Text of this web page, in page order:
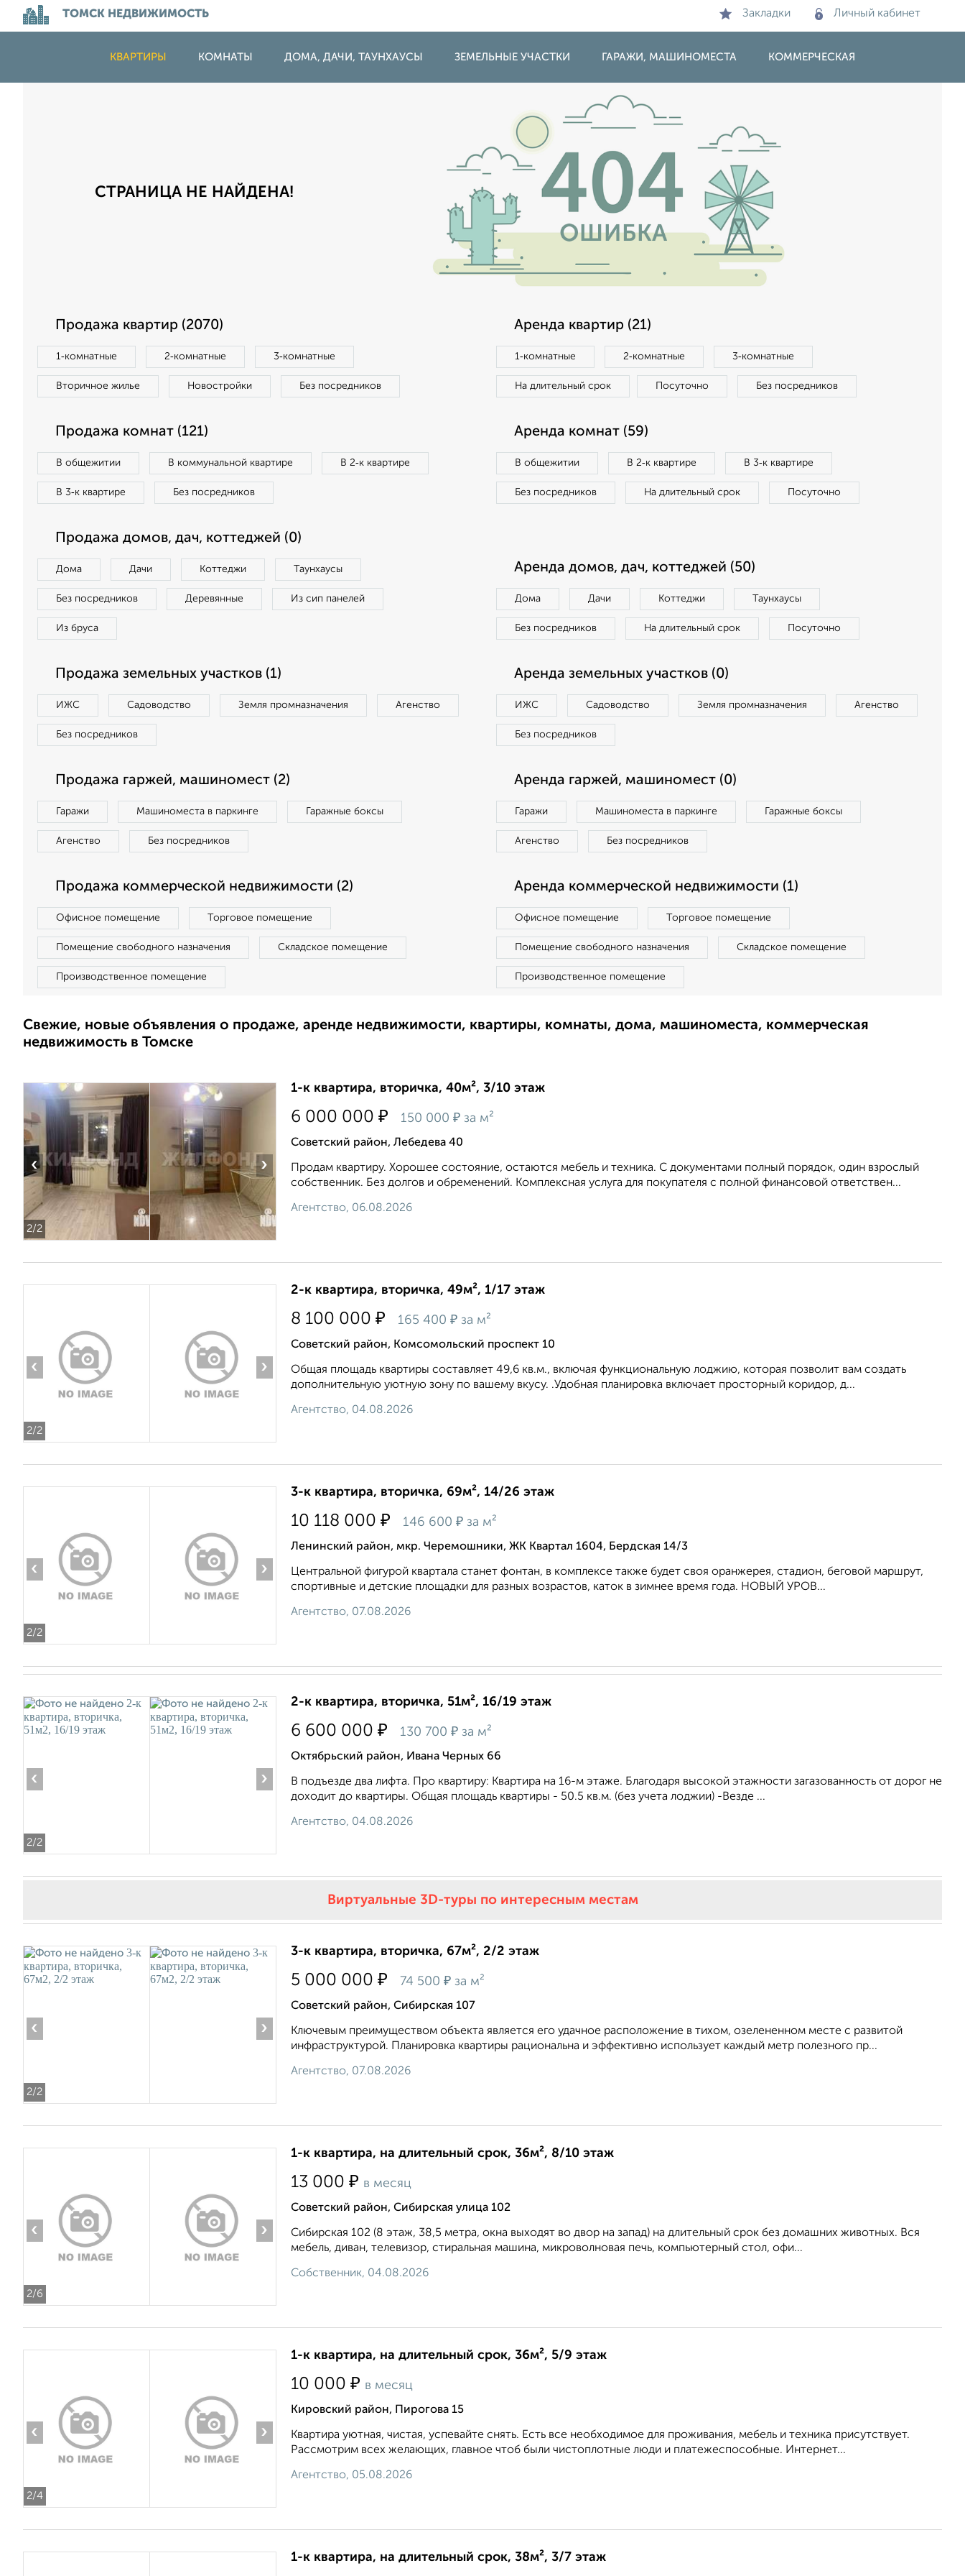
ТОМСК НЕДВИЖИМОСТЬ Закладки Личный кабинет
КВАРТИРЫ КОМНАТЫ ДОМА, ДАЧИ, ТАУНХАУСЫ ЗЕМЕЛЬНЫЕ УЧАСТКИ ГАРАЖИ, МАШИНОМЕСТА КОММЕРЧЕСКАЯ
СТРАНИЦА НЕ НАЙДЕНА!
Продажа квартир (2070)
1‑комнатные 2‑комнатные 3‑комнатные
Вторичное жилье Новостройки Без посредников
Аренда квартир (21)
1‑комнатные 2‑комнатные 3‑комнатные
На длительный срок Посуточно Без посредников
Продажа комнат (121)
В общежитии В коммунальной квартире В 2‑к квартире
В 3‑к квартире Без посредников
Аренда комнат (59)
В общежитии В 2‑к квартире В 3‑к квартире
Без посредников На длительный срок Посуточно
Продажа домов, дач, коттеджей (0)
Дома Дачи Коттеджи Таунхаусы
Без посредников Деревянные Из сип панелей
Из бруса
Аренда домов, дач, коттеджей (50)
Дома Дачи Коттеджи Таунхаусы
Без посредников На длительный срок Посуточно
Продажа земельных участков (1)
ИЖС Садоводство Земля промназначения Агенство
Без посредников
Аренда земельных участков (0)
ИЖС Садоводство Земля промназначения Агенство
Без посредников
Продажа гаржей, машиномест (2)
Гаражи Машиноместа в паркинге Гаражные боксы
Агенство Без посредников
Аренда гаржей, машиномест (0)
Гаражи Машиноместа в паркинге Гаражные боксы
Агенство Без посредников
Продажа коммерческой недвижимости (2)
Офисное помещение Торговое помещение
Помещение свободного назначения Складское помещение
Производственное помещение
Аренда коммерческой недвижимости (1)
Офисное помещение Торговое помещение
Помещение свободного назначения Складское помещение
Производственное помещение
Свежие, новые объявления о продаже, аренде недвижимости, квартиры, комнаты, дома, машиноместа, коммерческая
недвижимость в Томске
2/2
‹ ›
1-к квартира, вторичка, 40м², 3/10 этаж
6 000 000 ₽ 150 000 ₽ за м²
Советский район, Лебедева 40
Продам квартиру. Хорошее состояние, остаются мебель и техника. С документами полный порядок, один взрослый
собственник. Без долгов и обременений. Комплексная услуга для покупателя с полной финансовой ответствен...
Агентство, 06.08.2026
2/2
‹ ›
2-к квартира, вторичка, 49м², 1/17 этаж
8 100 000 ₽ 165 400 ₽ за м²
Советский район, Комсомольский проспект 10
Общая площадь квартиры составляет 49,6 кв.м., включая функциональную лоджию, которая позволит вам создать
дополнительную уютную зону по вашему вкусу. .Удобная планировка включает просторный коридор, д...
Агентство, 04.08.2026
2/2
‹ ›
3-к квартира, вторичка, 69м², 14/26 этаж
10 118 000 ₽ 146 600 ₽ за м²
Ленинский район, мкр. Черемошники, ЖК Квартал 1604, Бердская 14/3
Центральной фигурой квартала станет фонтан, в комплексе также будет своя оранжерея, стадион, беговой маршрут,
спортивные и детские площадки для разных возрастов, каток в зимнее время года. НОВЫЙ УРОВ...
Агентство, 07.08.2026
2/2
‹ ›
2-к квартира, вторичка, 51м², 16/19 этаж
6 600 000 ₽ 130 700 ₽ за м²
Октябрьский район, Ивана Черных 66
В подъезде два лифта. Про квартиру: Квартира на 16-м этаже. Благодаря высокой этажности загазованность от дорог не
доходит до квартиры. Общая площадь квартиры - 50.5 кв.м. (без учета лоджии) -Везде ...
Агентство, 04.08.2026
Виртуальные 3D-туры по интересным местам
2/2
‹ ›
3-к квартира, вторичка, 67м², 2/2 этаж
5 000 000 ₽ 74 500 ₽ за м²
Советский район, Сибирская 107
Ключевым преимуществом объекта является его удачное расположение в тихом, озелененном месте с развитой
инфраструктурой. Планировка квартиры рациональна и эффективно использует каждый метр полезного пр...
Агентство, 07.08.2026
2/6
‹ ›
1-к квартира, на длительный срок, 36м², 8/10 этаж
13 000 ₽ в месяц
Советский район, Сибирская улица 102
Сибирская 102 (8 этаж, 38,5 метра, окна выходят во двор на запад) на длительный срок без домашних животных. Вся
мебель, диван, телевизор, стиральная машина, микроволновая печь, компьютерный стол, офи...
Собственник, 04.08.2026
2/4
‹ ›
1-к квартира, на длительный срок, 36м², 5/9 этаж
10 000 ₽ в месяц
Кировский район, Пирогова 15
Квартира уютная, чистая, успевайте снять. Есть все необходимое для проживания, мебель и техника присутствует.
Рассмотрим всех желающих, главное чтоб были чистоплотные люди и платежеспособные. Интернет...
Агентство, 05.08.2026
1-к квартира, на длительный срок, 38м², 3/7 этаж